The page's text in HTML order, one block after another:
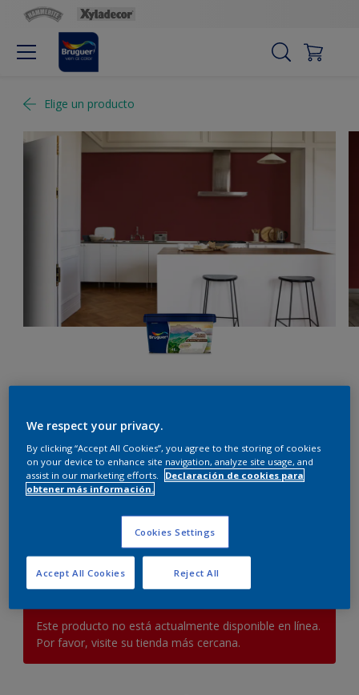
Elige un producto
Vino rojizo
Calculadora de pintura
Calcular
Este producto no está actualmente disponible en línea.
Por favor, visite su tienda más cercana.
We respect your privacy.
By clicking “Accept All Cookies”, you agree to the storing of cookies
on your device to enhance site navigation, analyze site usage, and
assist in our marketing efforts.
Declaración de cookies para
obtener más información.
Cookies Settings
Reject All
Accept All Cookies